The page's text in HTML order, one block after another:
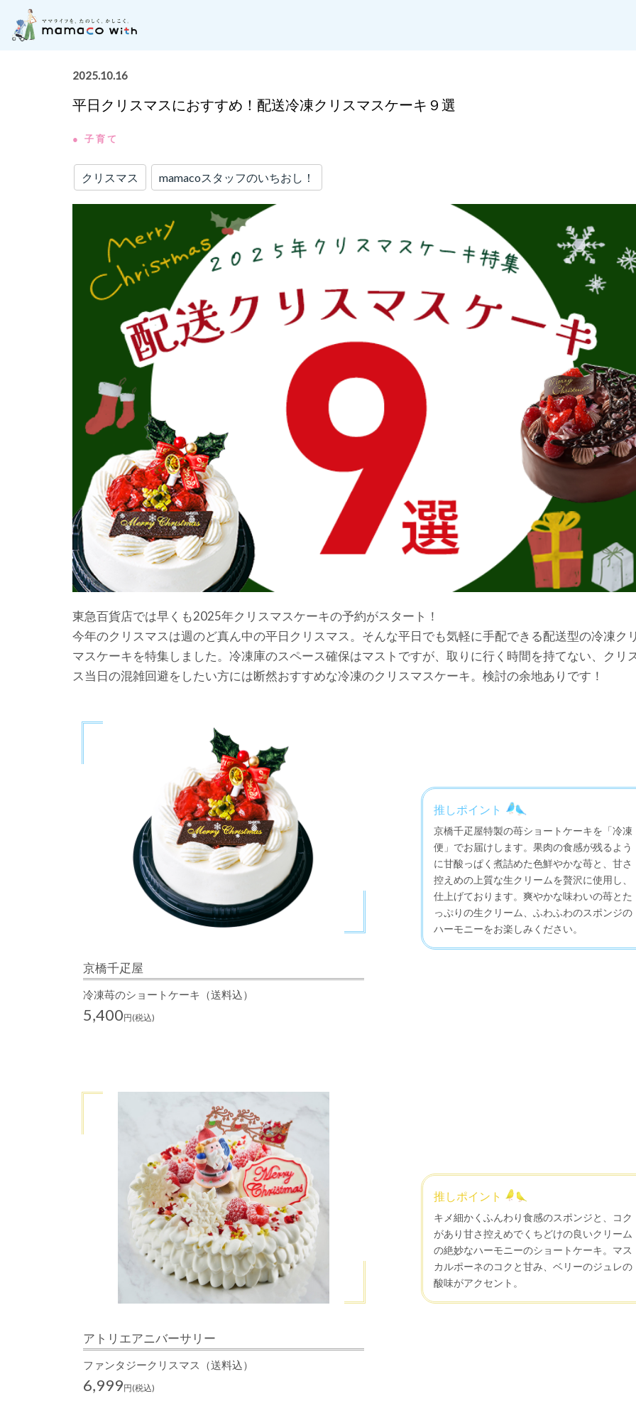
月齢別に記事を探す
2025.10.16
平日クリスマスにおすすめ！配送冷凍クリスマスケーキ９選
● 子育て
クリスマス mamacoスタッフのいちおし！
東急百貨店では早くも2025年クリスマスケーキの予約がスタート！
今年のクリスマスは週のど真ん中の平日クリスマス。そんな平日でも気軽に手配できる配送型の冷凍ク
マスケーキを特集しました。冷凍庫のスペース確保はマストですが、取りに行く時間を持てない、クリ
ス当日の混雑回避をしたい方には断然おすすめな冷凍のクリスマスケーキ。検討の余地ありです！
京橋千疋屋
冷凍苺のショートケーキ（送料込）
5,400円(税込)
推しポイント
京橋千疋屋特製の苺ショートケーキを「冷凍
便」でお届けします。果肉の食感が残るよう
に甘酸っぱく煮詰めた色鮮やかな苺と、甘さ
控えめの上質な生クリームを贅沢に使用し、
仕上げております。爽やかな味わいの苺とた
っぷりの生クリーム、ふわふわのスポンジの
ハーモニーをお楽しみください。
アトリエアニバーサリー
ファンタジークリスマス（送料込）
6,999円(税込)
推しポイント
キメ細かくふんわり食感のスポンジと、コク
があり甘さ控えめでくちどけの良いクリーム
の絶妙なハーモニーのショートケーキ。マス
カルポーネのコクと甘み、ベリーのジュレの
酸味がアクセント。